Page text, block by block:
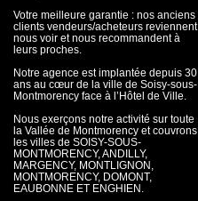
Votre meilleure garantie : nos anciens
clients vendeurs/acheteurs reviennent
nous voir et nous recommandent à
leurs proches.
Notre agence est implantée depuis 30
ans au cœur de la ville de Soisy-sous-
Montmorency face à l’Hôtel de Ville.
Nous exerçons notre activité sur toute
la Vallée de Montmorency et couvrons
les villes de SOISY-SOUS-
MONTMORENCY, ANDILLY,
MARGENCY, MONTLIGNON,
MONTMORENCY, DOMONT,
EAUBONNE ET ENGHIEN.